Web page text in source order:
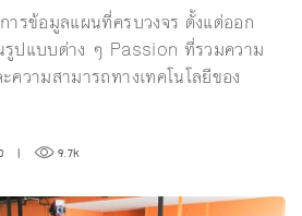
ารข้อมูลแผนที่ครบวงจร ตั้งแต่ออก
รูปแบบต่าง ๆ Passion ที่รวมความ
ความสามารถทางเทคโนโลยีของ
| 9.7k